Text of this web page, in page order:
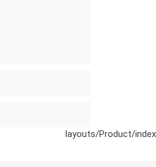
layouts/Product/index